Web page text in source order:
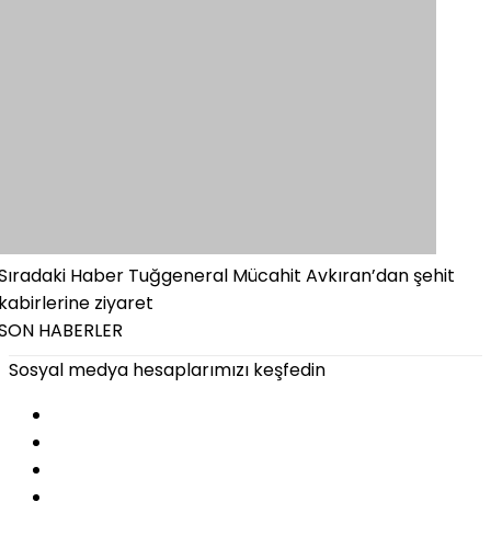
Haber Tuğgeneral Mücahit Avkıran’dan şehit
ziyaret
HABERLER
Sosyal medya hesaplarımızı keşfedin